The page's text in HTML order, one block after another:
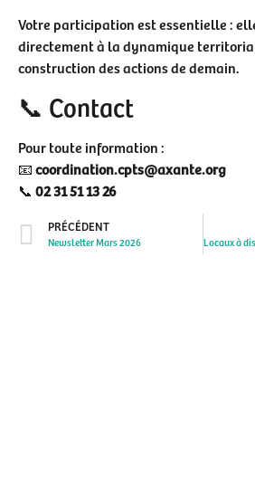
Votre participation est essentielle :
directement à la dynamique
construction des actions de demain.
📞 Contact
Pour toute information :
📧coordination.cpts@axante.org
📞 02 31 51 13 26
PRÉCÉDENT
Newsletter Mars 2026